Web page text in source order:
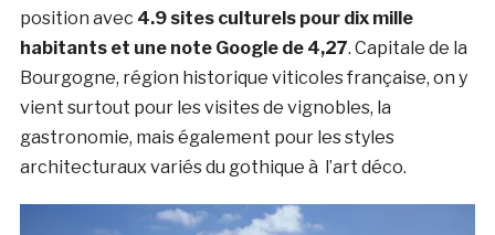
position avec 4.9 sites culturels pour dix mille
habitants et une note Google de 4,27. Capitale de la
Bourgogne, région historique viticoles française, on y
vient surtout pour les visites de vignobles, la
gastronomie, mais également pour les styles
architecturaux variés du gothique à l’art déco.